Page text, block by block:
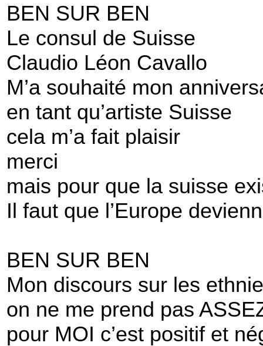
BEN SUR BEN
Le consul de Suisse
Claudio Léon Cavallo
M’a souhaité mon
en tant qu’artiste Suisse
cela m’a fait plaisir
merci
mais pour que la suisse
Il faut que l’Europe
BEN SUR BEN
Mon discours sur les
on ne me prend pas
pour MOI c’est positif et